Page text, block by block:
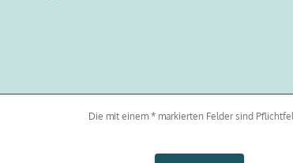
Die mit einem * markierten Felder sind